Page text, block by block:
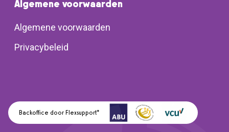
Algemene voorwaarden
Algemene voorwaarden
Privacybeleid
Backoffice door Flexsupport*